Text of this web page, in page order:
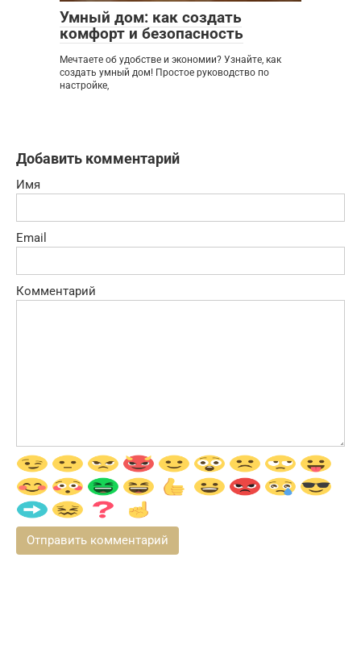
Умный дом: как создать
комфорт и безопасность
Мечтаете об удобстве и экономии? Узнайте, как
создать умный дом! Простое руководство по
настройке,
Добавить комментарий
Имя
Email
Комментарий